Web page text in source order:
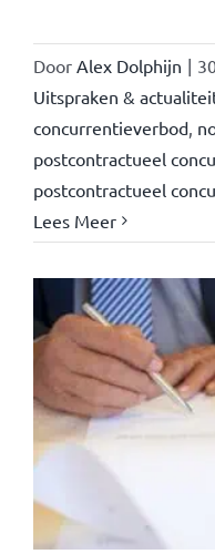
Door Alex Dolphijn |
Uitspraken &
concurrentieverbod,
postcontractueel
postcontractueel
Lees Meer